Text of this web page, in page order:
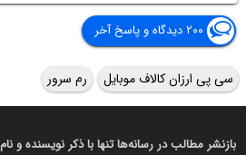
۲۰۰ دیدگاه و پاسخ آخر
سی پی ارزان کالاف موبایل رم سرور
بازنشر مطالب در رسانه‌ها تنها با ذکر نویسنده و